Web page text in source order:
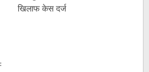
खिलाफ केस दर्ज